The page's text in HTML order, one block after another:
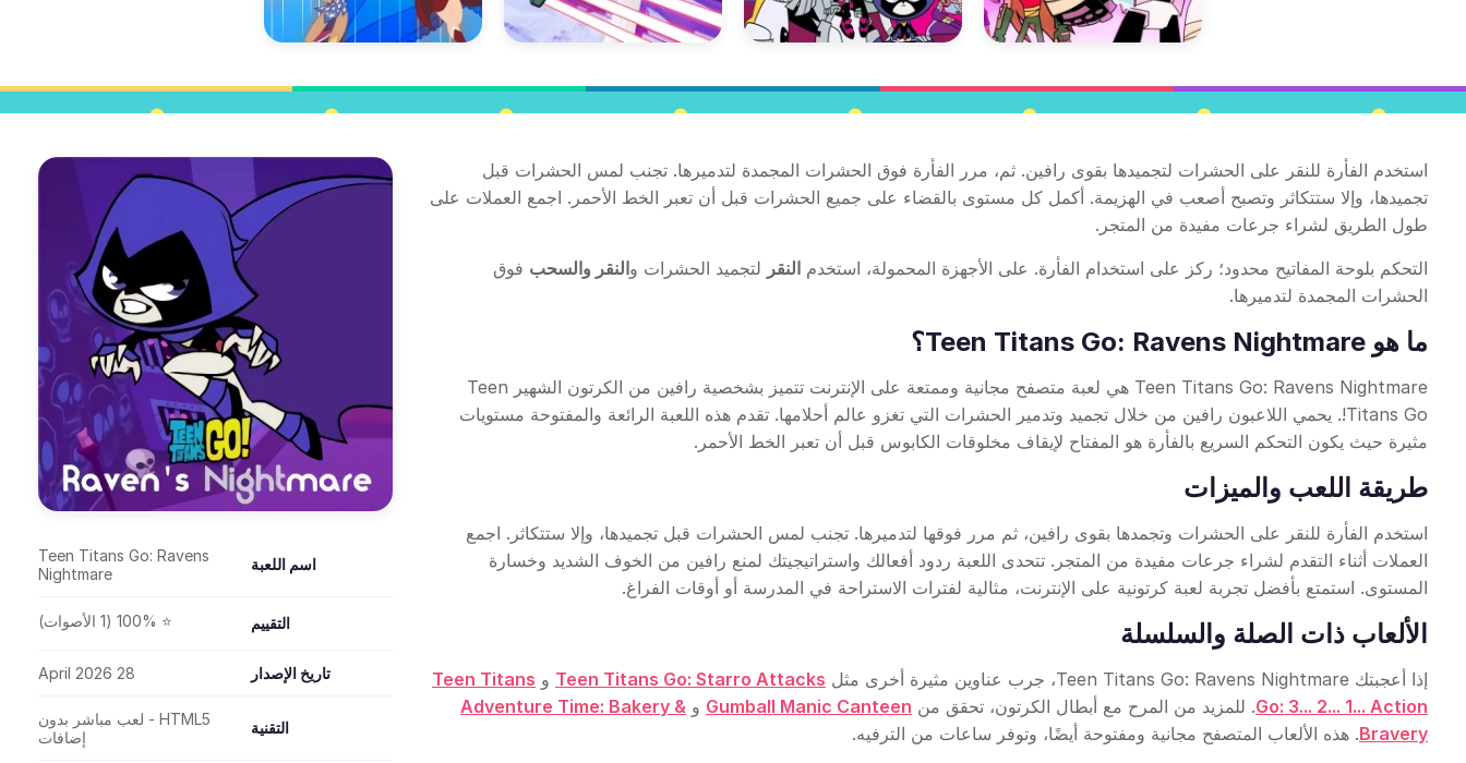
استخدم الفأرة للنقر على الحشرات لتجميدها بقوى رافين. ثم، مرر الفأرة فوق الحشرات المجمدة لتدميرها. تجنب لمس الحشرات قبل
تجميدها، وإلا ستتكاثر وتصبح أصعب في الهزيمة. أكمل كل مستوى بالقضاء على جميع الحشرات قبل أن تعبر الخط الأحمر. اجمع العملات على
طول الطريق لشراء جرعات مفيدة من المتجر.
التحكم بلوحة المفاتيح محدود؛ ركز على استخدام الفأرة. على الأجهزة المحمولة، استخدم النقر لتجميد الحشرات والنقر والسحب فوق
الحشرات المجمدة لتدميرها.
ما هو Teen Titans Go: Ravens Nightmare؟
Teen Titans Go: Ravens Nightmare هي لعبة متصفح مجانية وممتعة على الإنترنت تتميز بشخصية رافين من الكرتون الشهير Teen
Titans Go!. يحمي اللاعبون رافين من خلال تجميد وتدمير الحشرات التي تغزو عالم أحلامها. تقدم هذه اللعبة الرائعة والمفتوحة مستويات
مثيرة حيث يكون التحكم السريع بالفأرة هو المفتاح لإيقاف مخلوقات الكابوس قبل أن تعبر الخط الأحمر.
طريقة اللعب والميزات
استخدم الفأرة للنقر على الحشرات وتجمدها بقوى رافين، ثم مرر فوقها لتدميرها. تجنب لمس الحشرات قبل تجميدها، وإلا ستتكاثر. اجمع
العملات أثناء التقدم لشراء جرعات مفيدة من المتجر. تتحدى اللعبة ردود أفعالك واستراتيجيتك لمنع رافين من الخوف الشديد وخسارة
المستوى. استمتع بأفضل تجربة لعبة كرتونية على الإنترنت، مثالية لفترات الاستراحة في المدرسة أو أوقات الفراغ.
الألعاب ذات الصلة والسلسلة
إذا أعجبتك Teen Titans Go: Ravens Nightmare، جرب عناوين مثيرة أخرى مثل Teen Titans Go: Starro Attacks و Teen Titans
Go: 3... 2... 1... Action. للمزيد من المرح مع أبطال الكرتون، تحقق من Gumball Manic Canteen و Adventure Time: Bakery &
Bravery. هذه الألعاب المتصفح مجانية ومفتوحة أيضًا، وتوفر ساعات من الترفيه.
اسم اللعبة
Teen Titans Go: Ravens
Nightmare
التقييم ⭐ 100% (1 الأصوات)
تاريخ الإصدار 28 April 2026
التقنية
HTML5 - لعب مباشر بدون
إضافات